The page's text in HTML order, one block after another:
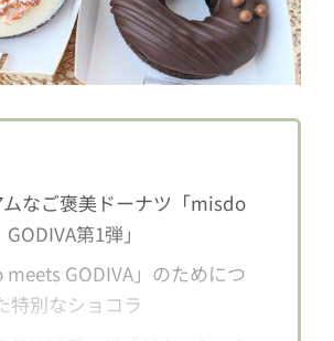
ムなご褒美ドーナツ「misdo
第1弾」
meets GODIVA」のためにつ
特別なショコラ